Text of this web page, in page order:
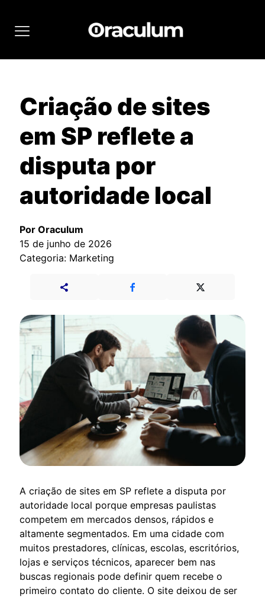
Criação de sites
em SP reflete a
disputa por
autoridade local
Por Oraculum
15 de junho de 2026
Categoria: Marketing
A criação de sites em SP reflete a disputa por
autoridade local porque empresas paulistas
competem em mercados densos, rápidos e
altamente segmentados. Em uma cidade com
muitos prestadores, clínicas, escolas, escritórios,
lojas e serviços técnicos, aparecer bem nas
buscas regionais pode definir quem recebe o
primeiro contato do cliente. O site deixou de ser